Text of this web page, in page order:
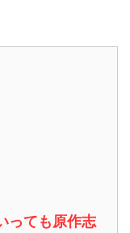
っても原作志